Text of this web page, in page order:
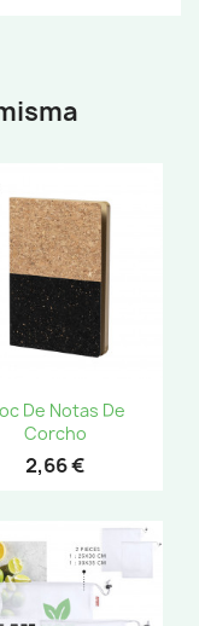
De Notas De
Corcho
2,66 €